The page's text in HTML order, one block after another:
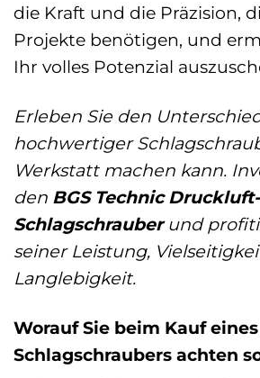
die Kraft und die Präzision,
Projekte benötigen, und
Ihr volles Potenzial
Erleben Sie den
hochwertiger
Werkstatt machen kann.
den BGS Technic Druckluft-
Schlagschrauberund
seiner Leistung,
Langlebigkeit.
Worauf Sie beim Kauf
Schlagschraubers achten